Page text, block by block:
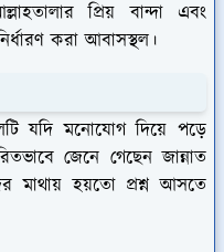
প্রিয় বান্দা এবং
করা আবাসস্থল।
যদি মনোযোগ দিয়ে পড়ে
জেনে গেছেন জান্নাত
মাথায় হয়তো প্রশ্ন আসতে